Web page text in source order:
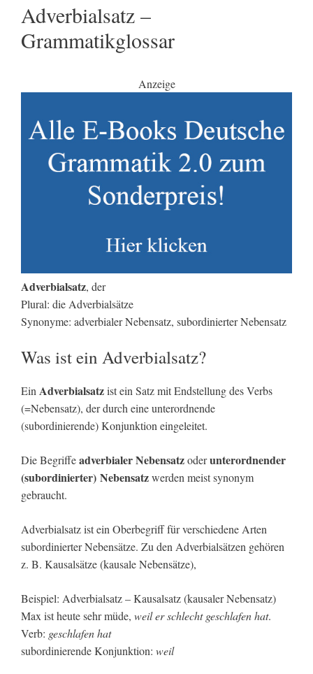
Adverbialsatz –
Grammatikglossar
Anzeige
Adverbialsatz, der
Plural: die Adverbialsätze
Synonyme: adverbialer Nebensatz, subordinierter Nebensatz
Was ist ein Adverbialsatz?
Ein Adverbialsatzist ein Satz mit Endstellung des Verbs
(=Nebensatz), der durch eine unterordnende
(subordinierende) Konjunktion eingeleitet.
Die Begriffeadverbialer Nebensatzoderunterordnender
(subordinierter) Nebensatzwerden meist synonym
gebraucht.
Adverbialsatz ist ein Oberbegriff für verschiedene Arten
subordinierter Nebensätze. Zu den Adverbialsätzen gehören
z. B. Kausalsätze (kausale Nebensätze),
Beispiel: Adverbialsatz – Kausalsatz (kausaler Nebensatz)
Max ist heute sehr müde, weil er schlecht geschlafen hat.
Verb: geschlafen hat
subordinierende Konjunktion: weil